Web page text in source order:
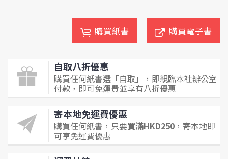
購買紙書 購買電子書
自取八折優惠
購買任何紙書選「自取」，即親臨本社辦公室
付款，即可免運費並享有八折優惠
寄本地免運費優惠
購買任何紙書，只要買滿HKD250 ，寄本地即
可享免運費優惠